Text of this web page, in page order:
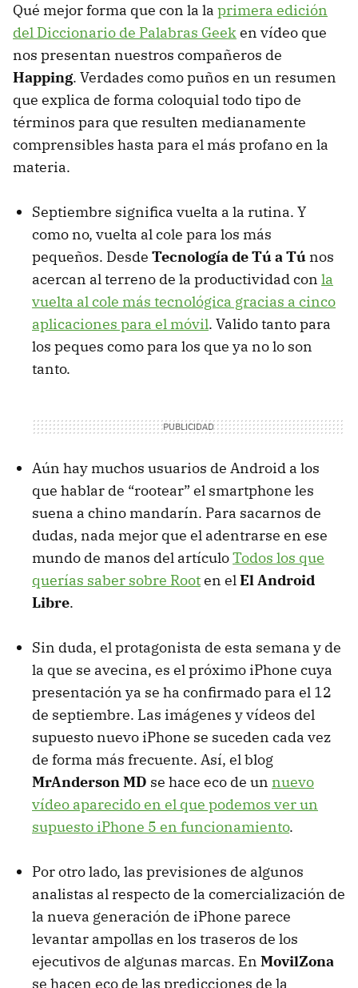
Qué mejor forma que con la la primera edición
del Diccionario de Palabras Geeken vídeo que
nos presentan nuestros compañeros de
Happing. Verdades como puños en un resumen
que explica de forma coloquial todo tipo de
términos para que resulten medianamente
comprensibles hasta para el más profano en la
materia.
Septiembre significa vuelta a la rutina. Y
como no, vuelta al cole para los más
pequeños. Desde Tecnología de Tú a Tú nos
acercan al terreno de la productividad con la
vuelta al cole más tecnológica gracias a cinco
aplicaciones para el móvil. Valido tanto para
los peques como para los que ya no lo son
tanto.
Aún hay muchos usuarios de Android a los
que hablar de “rootear” el smartphone les
suena a chino mandarín. Para sacarnos de
dudas, nada mejor que el adentrarse en ese
mundo de manos del artículoTodos los que
querías saber sobre Rooten elEl Android
Libre.
Sin duda, el protagonista de esta semana y de
la que se avecina, es el próximo iPhone cuya
presentación ya se ha confirmado para el 12
de septiembre. Las imágenes y vídeos del
supuesto nuevo iPhone se suceden cada vez
de forma más frecuente. Así, el blog
MrAnderson MD se hace eco de un nuevo
vídeo aparecido en el que podemos ver un
supuesto iPhone 5 en funcionamiento.
Por otro lado, las previsiones de algunos
analistas al respecto de la comercialización de
la nueva generación de iPhone parece
levantar ampollas en los traseros de los
ejecutivos de algunas marcas. En MovilZona
se hacen eco de las predicciones de la